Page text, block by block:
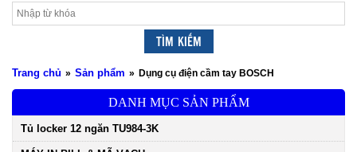
Trang chủ » Sản phẩm » Dụng cụ điện cầm tay BOSCH
DANH MỤC SẢN PHẨM
Tủ locker 12 ngăn TU984-3K